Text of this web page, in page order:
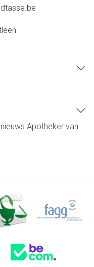
Apotheker van